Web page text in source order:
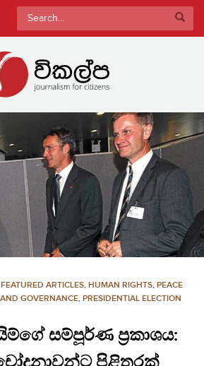
Search
for:
FEATURED ARTICLES, HUMAN RIGHTS, PEACE
GOVERNANCE, PRESIDENTIAL ELECTION
සම්පූර්ණ ප‍්‍රකාශය: